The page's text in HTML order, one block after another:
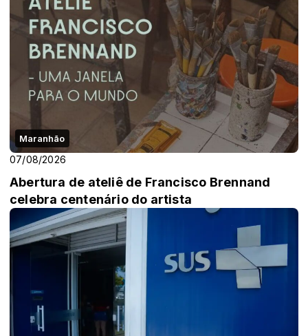
Maranhão
07/08/2026
Abertura de ateliê de Francisco Brennand
celebra centenário do artista